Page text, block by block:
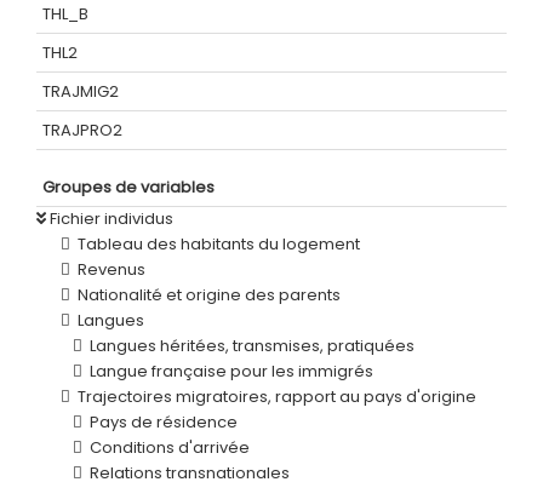
THL_B
THL2
TRAJMIG2
TRAJPRO2
Groupes de variables
Fichier individus
Tableau des habitants du logement
Revenus
Nationalité et origine des parents
Langues
Langues héritées, transmises, pratiquées
Langue française pour les immigrés
Trajectoires migratoires, rapport au pays d'origine
Pays de résidence
Conditions d'arrivée
Relations transnationales